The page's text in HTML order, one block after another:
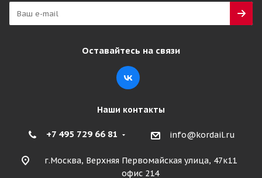
Оставайтесь на связи
Наши контакты
+7 495 729 66 81 info@kordail.ru
г.Москва, Верхняя Первомайская улица, 47к11
офис 214